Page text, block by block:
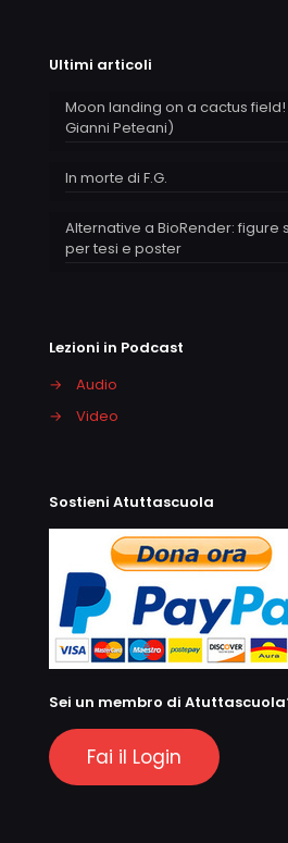
Ultimi articoli
Moon landing on a cactus
Gianni Peteani)
In morte di F.G.
Alternative a BioRender: figure
per tesi e poster
Lezioni in Podcast
→
Audio
→
Video
Sostieni Atuttascuola
Sei un membro di
Fai il Login